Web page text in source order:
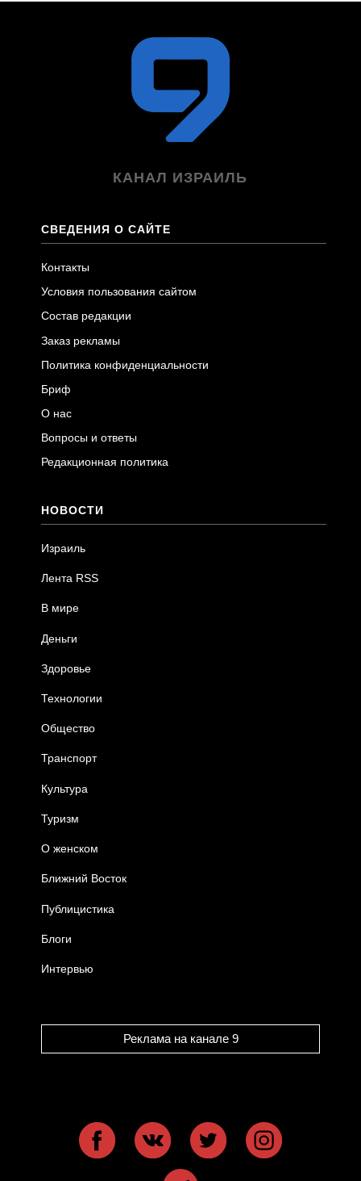
КАНАЛ ИЗРАИЛЬ
СВЕДЕНИЯ О САЙТЕ
Контакты
Условия пользования сайтом
Состав редакции
Заказ рекламы
Политика конфиденциальности
Бриф
О нас
Вопросы и ответы
Редакционная политика
НОВОСТИ
Израиль
Лента RSS
В мире
Деньги
Здоровье
Технологии
Общество
Транспорт
Культура
Туризм
О женском
Ближний Восток
Публицистика
Блоги
Интервью
Реклама на канале 9